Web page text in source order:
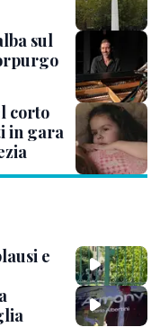
sul
corto
in gara
e